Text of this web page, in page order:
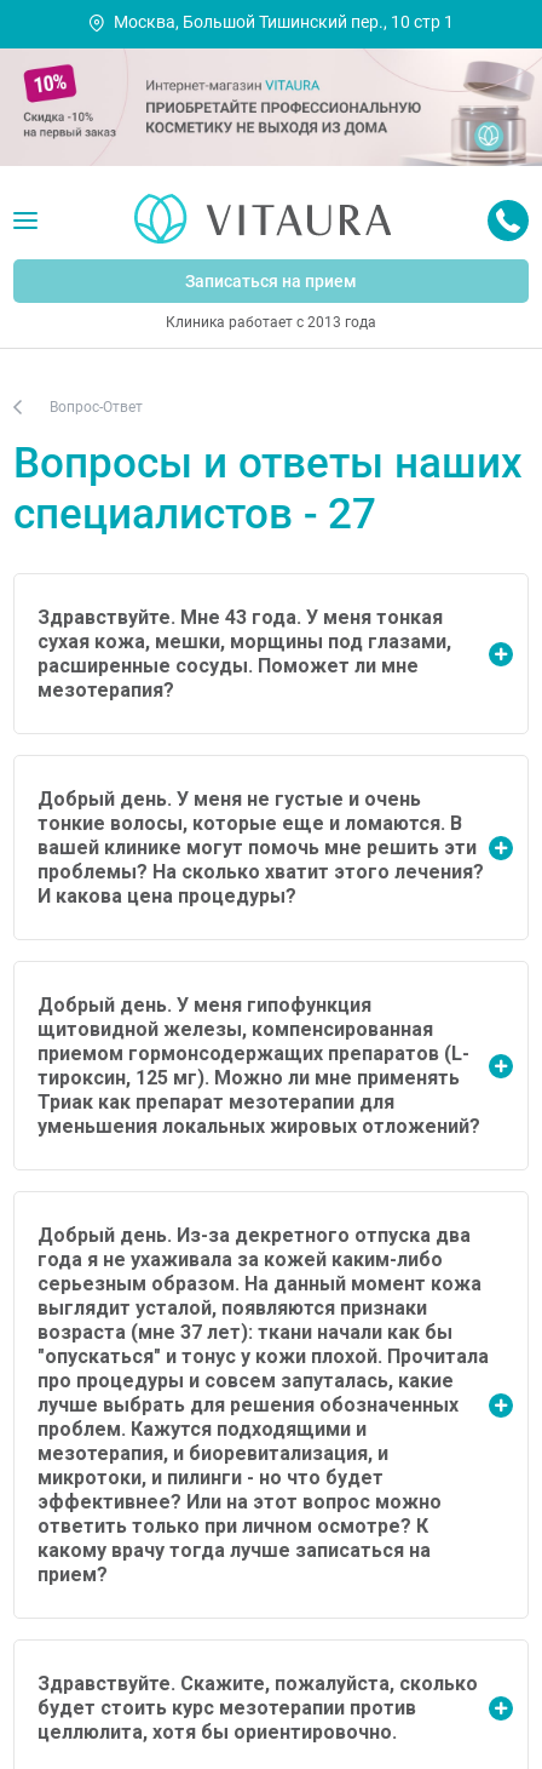
Москва, Большой Тишинский пер., 10 стр 1
Записаться на прием
Клиника работает с 2013 года
Вопрос-Ответ
Вопросы и ответы наших
специалистов - 27
Здравствуйте. Мне 43 года. У меня тонкая
сухая кожа, мешки, морщины под глазами,
расширенные сосуды. Поможет ли мне
мезотерапия?
Добрый день. У меня не густые и очень
тонкие волосы, которые еще и ломаются. В
вашей клинике могут помочь мне решить эти
проблемы? На сколько хватит этого лечения?
И какова цена процедуры?
Добрый день. У меня гипофункция
щитовидной железы, компенсированная
приемом гормонсодержащих препаратов (L-
тироксин, 125 мг). Можно ли мне применять
Триак как препарат мезотерапии для
уменьшения локальных жировых отложений?
Добрый день. Из-за декретного отпуска два
года я не ухаживала за кожей каким-либо
серьезным образом. На данный момент кожа
выглядит усталой, появляются признаки
возраста (мне 37 лет): ткани начали как бы
"опускаться" и тонус у кожи плохой. Прочитала
про процедуры и совсем запуталась, какие
лучше выбрать для решения обозначенных
проблем. Кажутся подходящими и
мезотерапия, и биоревитализация, и
микротоки, и пилинги - но что будет
эффективнее? Или на этот вопрос можно
ответить только при личном осмотре? К
какому врачу тогда лучше записаться на
прием?
Здравствуйте. Скажите, пожалуйста, сколько
будет стоить курс мезотерапии против
целлюлита, хотя бы ориентировочно.